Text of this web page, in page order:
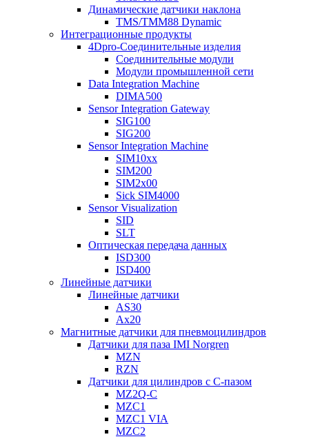
Динамические датчики наклона
TMS/TMM88 Dynamic
Интеграционные продукты
4Dpro-Соединительные изделия
Соединительные модули
Модули промышленной сети
Data Integration Machine
DIMA500
Sensor Integration Gateway
SIG100
SIG200
Sensor Integration Machine
SIM10xx
SIM200
SIM2x00
Sick SIM4000
Sensor Visualization
SID
SLT
Оптическая передача данных
ISD300
ISD400
Линейные датчики
Линейные датчики
AS30
Ax20
Магнитные датчики для пневмоцилиндров
Датчики для паза IMI Norgren
MZN
RZN
Датчики для цилиндров с С-пазом
MZ2Q-C
MZC1
MZC1 VIA
MZC2